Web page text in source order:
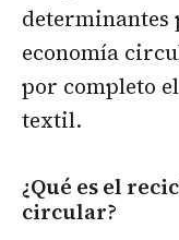
determinantes
economía
por completo
textil.
¿Qué es el
circular?